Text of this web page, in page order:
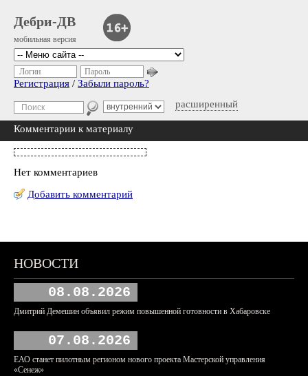
Дебри-ДВ
мобильная версия
расширенный
Логин Пароль
Регистрация / Забыли пароль?
Комментарии к материалу
Нет комментариев
Добавить комментарий
НОВОСТИ
08.08.2026
Дмитрий Демешин объявил режим повышенной готовности в Хабаровске
07.08.2026
ЕАО станет пилотным регионом нового проекта Мастерской управления
«Сенеж»